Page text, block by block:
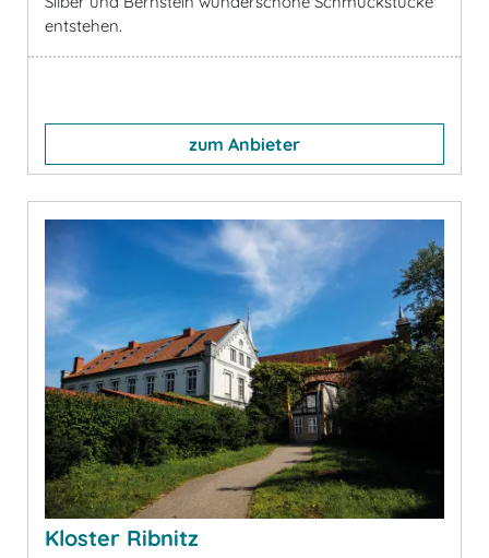
entstehen.
zum Anbieter
Kloster Ribnitz